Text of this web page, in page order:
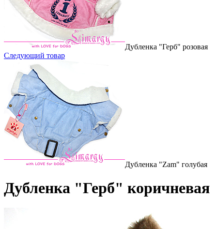
Дубленка "Герб" розовая
Следующий товар
Дубленка "Zam" голубая
Дубленка "Герб" коричневая